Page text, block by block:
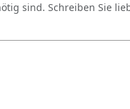
sind. Schreiben Sie